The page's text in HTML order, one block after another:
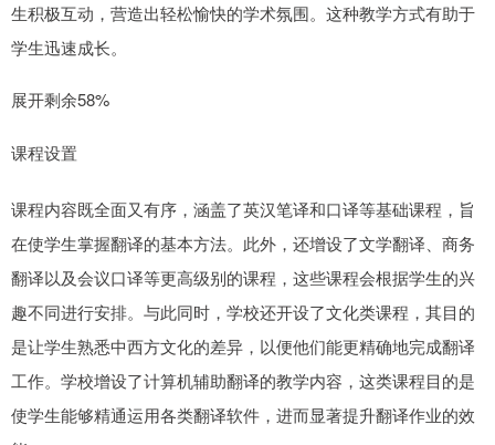
生积极互动，营造出轻松愉快的学术氛围。这种教学方式有助于
学生迅速成长。
展开剩余58%
课程设置
课程内容既全面又有序，涵盖了英汉笔译和口译等基础课程，旨
在使学生掌握翻译的基本方法。此外，还增设了文学翻译、商务
翻译以及会议口译等更高级别的课程，这些课程会根据学生的兴
趣不同进行安排。与此同时，学校还开设了文化类课程，其目的
是让学生熟悉中西方文化的差异，以便他们能更精确地完成翻译
工作。学校增设了计算机辅助翻译的教学内容，这类课程目的是
使学生能够精通运用各类翻译软件，进而显著提升翻译作业的效